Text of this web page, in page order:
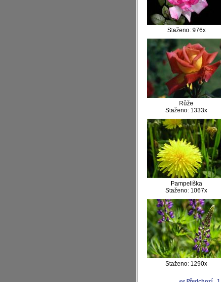
Staženo: 976x
Růže
Staženo: 1333x
Pampeliška
Staženo: 1067x
Staženo: 1290x